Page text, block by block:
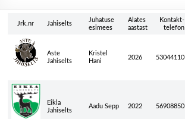
Jrk.nr Jahiselts
Juhatuse
esimees
Alates
aastast
Kontakt-
telefon
Aste
Jahiselts
Kristel
Hani
2026 53044110
Eikla
Jahiselts
Aadu Sepp 2022 56908850